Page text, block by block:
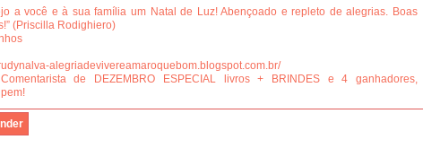
a você e à sua família um Natal de Luz! Abençoado e repleto de alegrias. Boas
(Priscilla Rodighiero)
alegriadevivereamaroquebom.blogspot.com.br/
de DEZEMBRO ESPECIAL livros + BRINDES e 4 ganhadores,